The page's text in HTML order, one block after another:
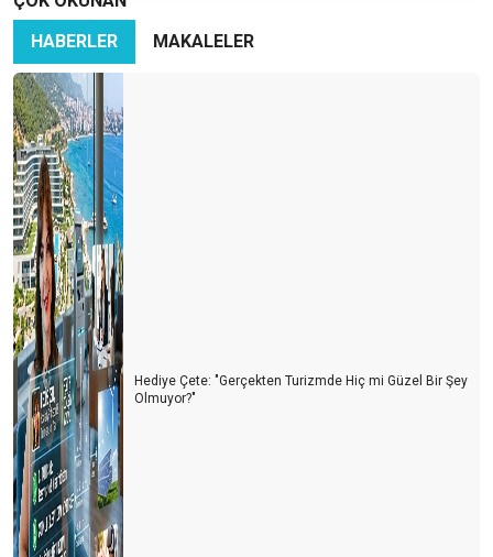
HABERLER
MAKALELER
Hediye Çete: "Gerçekten Turizmde Hiç mi Güzel Bir Şey
Olmuyor?"